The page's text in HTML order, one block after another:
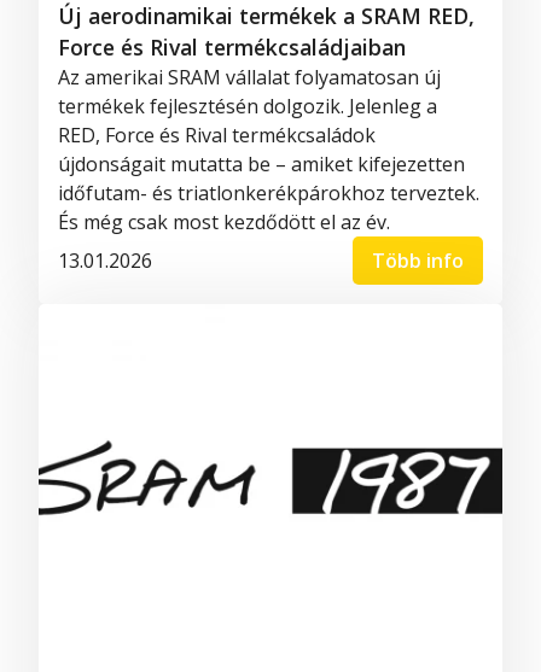
Új aerodinamikai termékek a SRAM RED,
Force és Rival termékcsaládjaiban
Az amerikai SRAM vállalat folyamatosan új
termékek fejlesztésén dolgozik. Jelenleg a
RED, Force és Rival termékcsaládok
újdonságait mutatta be – amiket kifejezetten
időfutam- és triatlonkerékpárokhoz terveztek.
És még csak most kezdődött el az év.
13.01.2026
Több info